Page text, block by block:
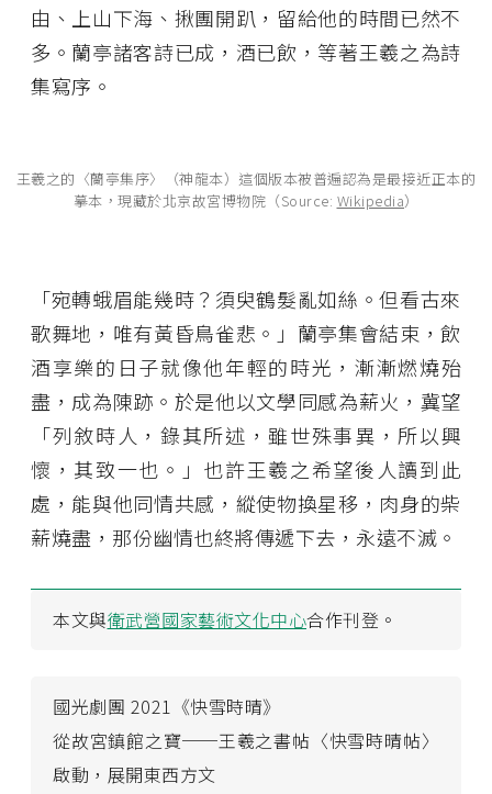
由、上山下海、揪團開趴，留給他的時間已然不
多。蘭亭諸客詩已成，酒已飲，等著王羲之為詩
集寫序。
王羲之的〈蘭亭集序〉（神龍本）這個版本被普遍認為是最接近正本的
摹本，現藏於北京故宮博物院（Source: Wikipedia）
「宛轉蛾眉能幾時？須臾鶴髮亂如絲。但看古來
歌舞地，唯有黃昏鳥雀悲。」蘭亭集會結束，飲
酒享樂的日子就像他年輕的時光，漸漸燃燒殆
盡，成為陳跡。於是他以文學同感為薪火，冀望
「列敘時人，錄其所述，雖世殊事異，所以興
懷，其致一也。」也許王羲之希望後人讀到此
處，能與他同情共感，縱使物換星移，肉身的柴
薪燒盡，那份幽情也終將傳遞下去，永遠不滅。
本文與衛武營國家藝術文化中心合作刊登。
國光劇團 2021《快雪時晴》
從故宮鎮館之寶──王羲之書帖〈快雪時晴帖〉
啟動，展開東西方文